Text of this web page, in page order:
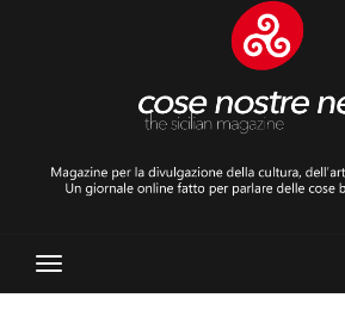
Toggle
Navigation